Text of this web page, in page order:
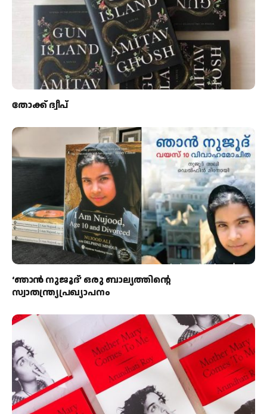
തോക്ക് ദ്വീപ്
‘ഞാന്‍ നുജൂദ്’ ഒരു ബാല്യത്തിന്റെ
സ്വാതന്ത്ര്യപ്രഖ്യാപനം